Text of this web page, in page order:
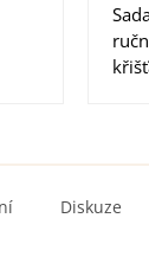
Diskuze